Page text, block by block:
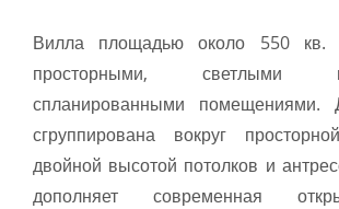
Вилла площадью около 550 кв.
просторными,
спланированными помещениями.
сгруппирована вокруг
двойной высотой потолков и
дополняет современная